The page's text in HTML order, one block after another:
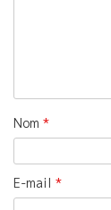
Nom *
E-mail *